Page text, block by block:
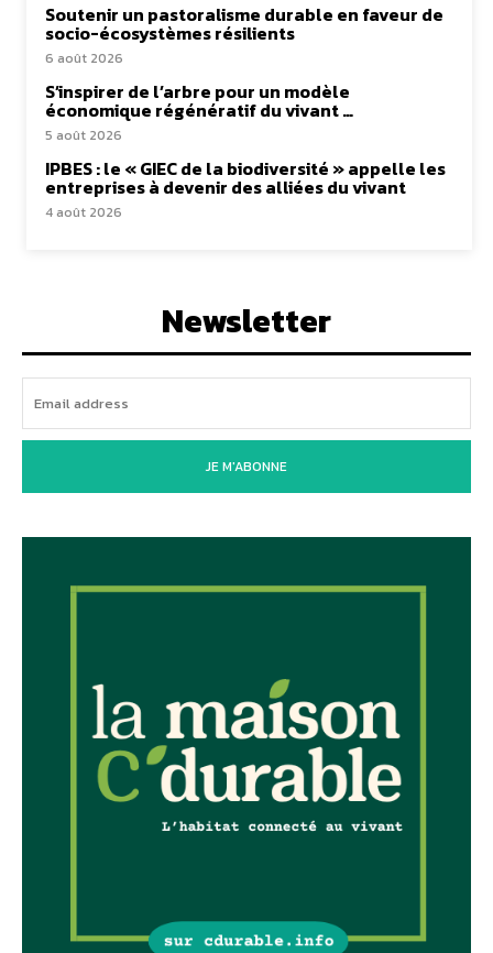
Soutenir un pastoralisme durable en faveur de
socio-écosystèmes résilients
6 août 2026
S’inspirer de l’arbre pour un modèle
économique régénératif du vivant …
5 août 2026
IPBES : le « GIEC de la biodiversité » appelle les
entreprises à devenir des alliées du vivant
4 août 2026
Newsletter
JE M'ABONNE